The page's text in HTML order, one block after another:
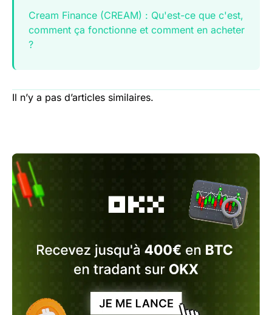
Cream Finance (CREAM) : Qu'est-ce que c'est,
comment ça fonctionne et comment en acheter
?
Il n’y a pas d’articles similaires.